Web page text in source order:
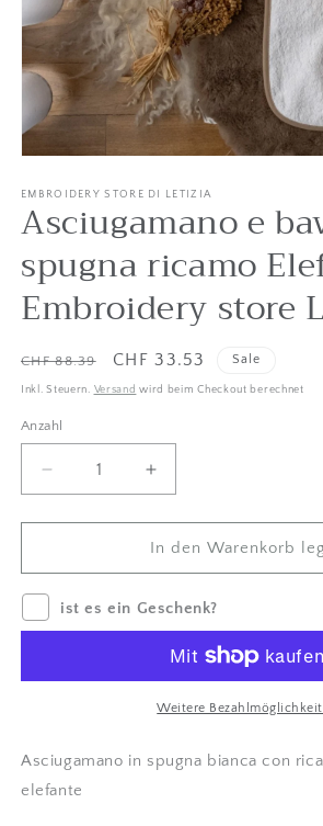
in
Modal
öffnen
EMBROIDERY STORE DI LETIZIA
Asciugamano e
spugna ricamo
Embroidery store
Listenpreis
CHF 88.39 Verkaufspreis
CHF 33.53 Sale
Inkl. Steuern. Versand wird beim Checkout berechnet
Anzahl
Anzahl
Menge
um
Asciugamano
bavaglino
in
spugna
-
Letizia
verringern
Betrag
für
Asciugamano
e
bavaglino
spugna
Elefante
-
Embroidery
Letizia
In den Warenkorb
ist es ein Geschenk?
Weitere
Asciugamano in spugna bianca con
elefante